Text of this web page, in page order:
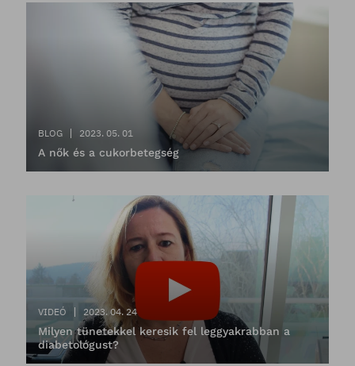
BLOG 2023. 05. 01
A nők és a cukorbetegség
VIDEÓ 2023. 04. 24
Milyen tünetekkel keresik fel leggyakrabban a
diabetológust?